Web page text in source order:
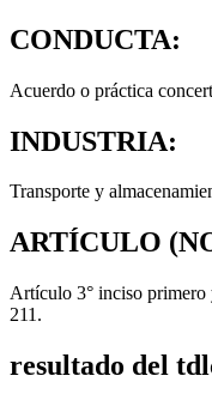
CONDUCTA:
Acuerdo o práctica
INDUSTRIA:
Transporte y
ARTÍCULO
Artículo 3° inciso primero
211.
resultado del